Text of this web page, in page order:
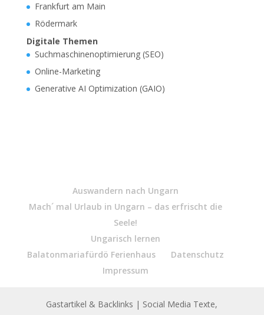
Frankfurt am Main
Rödermark
Digitale Themen
Suchmaschinenoptimierung (SEO)
Online-Marketing
Generative AI Optimization (GAIO)
Auswandern nach Ungarn
Mach´ mal Urlaub in Ungarn – das erfrischt die
Seele!
Ungarisch lernen
Balatonmariafürdö Ferienhaus
Datenschutz
Impressum
Gastartikel & Backlinks | Social Media Texte,